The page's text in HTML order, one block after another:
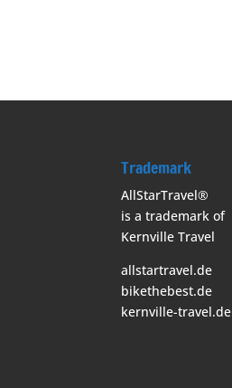
Trademark
AllStarTravel®
is a trademark of
Kernville Travel
allstartravel.de
bikethebest.de
kernville-travel.de